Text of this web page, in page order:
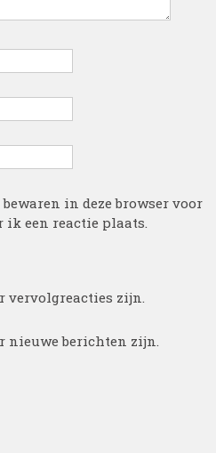
in deze browser voor
ik een reactie plaats.
vervolgreacties zijn.
nieuwe berichten zijn.